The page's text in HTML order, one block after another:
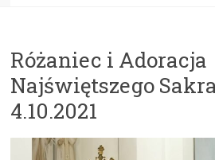
Odnowy
Duchu
Świętym
Parafii
Różaniec i Adoracja
Najświętszego
4.10.2021